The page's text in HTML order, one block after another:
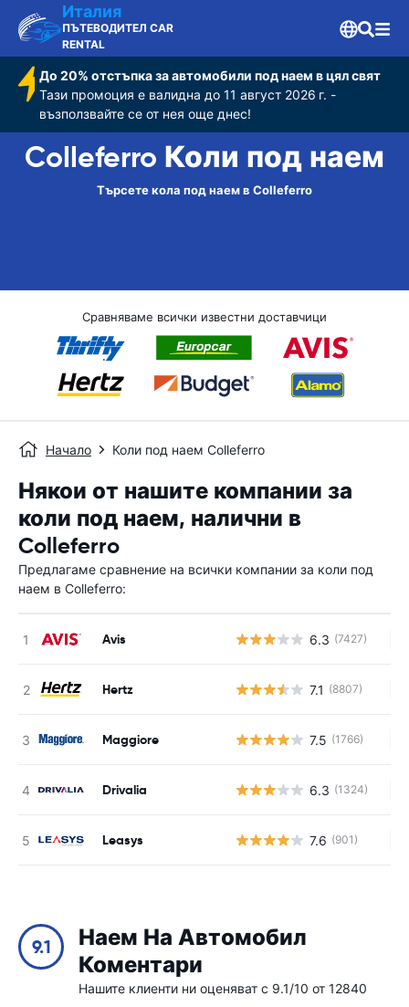
Италия
ПЪТЕВОДИТЕЛ CAR
RENTAL
До 20% отстъпка за автомобили под наем в цял свят
Тази промоция е валидна до 11 август 2026 г. -
възползвайте се от нея още днес!
Colleferro Коли под наем
Търсете кола под наем в Colleferro
Сравняваме всички известни доставчици
Начало Коли под наем Colleferro
Някои от нашите компании за
коли под наем, налични в
Colleferro
Предлагаме сравнение на всички компании за коли под
наем в Colleferro:
Avis 6.3 (7427)
Hertz 7.1 (8807)
Maggiore 7.5 (1766)
Drivalia 6.3 (1324)
Leasys 7.6 (901)
9.1
Наем На Автомобил
Коментари
Нашите клиенти ни оценяват с 9.1/10 от 12840